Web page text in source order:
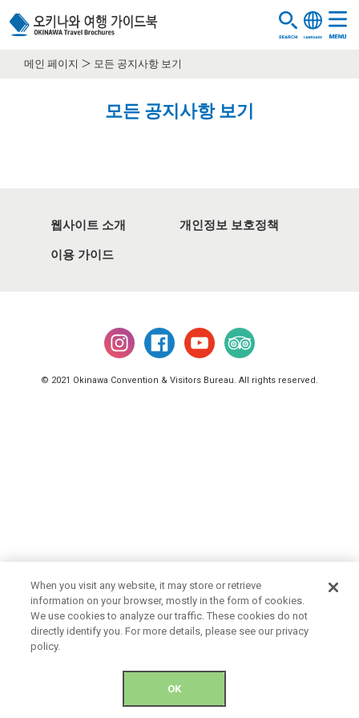
메인 페이지 모든 공지사항 보기
모든 공지사항 보기
웹사이트 소개 개인정보 보호정책
이용 가이드
© 2021 Okinawa Convention & Visitors Bureau. All rights reserved.
When you visit any website, it may store or retrieve
information on your browser, mostly in the form of cookies.
We use cookies to analyze our traffic. These cookies do not
directly identify you. For more details, please see our privacy
policy.
OK